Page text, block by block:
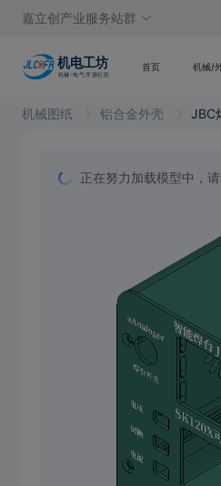
嘉立创产业服务站群
首页 机械/
机械图纸 铝合金外壳 JBC
正在努力加载模型中，